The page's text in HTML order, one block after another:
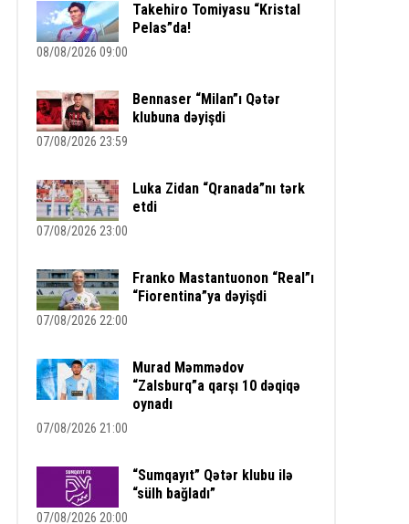
Takehiro Tomiyasu “Kristal
Pelas”da!
08/08/2026 09:00
Bennaser “Milan”ı Qətər
klubuna dəyişdi
07/08/2026 23:59
Luka Zidan “Qranada”nı tərk
etdi
07/08/2026 23:00
Franko Mastantuonon “Real”ı
“Fiorentina”ya dəyişdi
07/08/2026 22:00
Murad Məmmədov
“Zalsburq”a qarşı 10 dəqiqə
oynadı
07/08/2026 21:00
“Sumqayıt” Qətər klubu ilə
“sülh bağladı”
07/08/2026 20:00